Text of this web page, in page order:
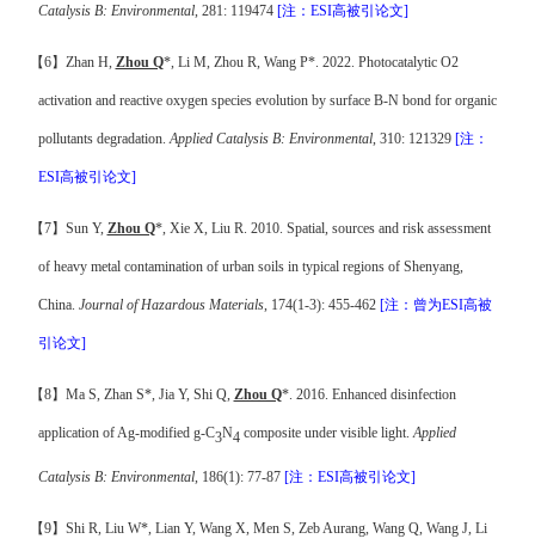
Catalysis B: Environmental, 281: 119474 [注 ： ESI高被引论文]
【6】 Zhan H, Zhou Q*, Li M, Zhou R, Wang P*. 2022. Photocatalytic O2
activation and reactive oxygen species evolution by surface B-N bond for organic
pollutants degradation.Applied Catalysis B: Environmental, 310: 121329 [注 ：
ESI高被引论文]
【7】 Sun Y, Zhou Q*, Xie X, Liu R. 2010. Spatial, sources and risk assessment
of heavy metal contamination of urban soils in typical regions of Shenyang,
China. Journal of Hazardous Materials, 174(1-3): 455-462 [注 ：曾为ESI高被
引论文]
【8】 Ma S, Zhan S*, Jia Y, Shi Q, Zhou Q*. 2016. Enhanced disinfection
application of Ag-modified g-C3N4 composite under visible light.Applied
Catalysis B: Environmental, 186(1): 77-87 [注 ： ESI高被引论文]
【9】 Shi R, Liu W*, Lian Y, Wang X, Men S, Zeb Aurang, Wang Q, Wang J, Li